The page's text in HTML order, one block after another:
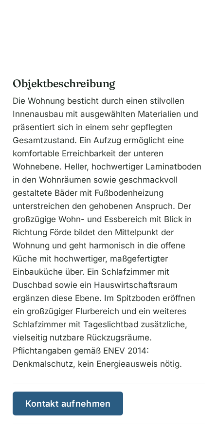
Objektbeschreibung
Die Wohnung besticht durch einen stilvollen
Innenausbau mit ausgewählten Materialien und
präsentiert sich in einem sehr gepflegten
Gesamtzustand. Ein Aufzug ermöglicht eine
komfortable Erreichbarkeit der unteren
Wohnebene. Heller, hochwertiger Laminatboden
in den Wohnräumen sowie geschmackvoll
gestaltete Bäder mit Fußbodenheizung
unterstreichen den gehobenen Anspruch. Der
großzügige Wohn- und Essbereich mit Blick in
Richtung Förde bildet den Mittelpunkt der
Wohnung und geht harmonisch in die offene
Küche mit hochwertiger, maßgefertigter
Einbauküche über. Ein Schlafzimmer mit
Duschbad sowie ein Hauswirtschaftsraum
ergänzen diese Ebene. Im Spitzboden eröffnen
ein großzügiger Flurbereich und ein weiteres
Schlafzimmer mit Tageslichtbad zusätzliche,
vielseitig nutzbare Rückzugsräume.
Pflichtangaben gemäß ENEV 2014:
Denkmalschutz, kein Energieausweis nötig.
Kontakt aufnehmen